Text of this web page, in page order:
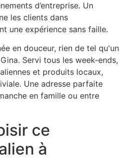
d’entreprise. Un
les clients dans
une expérience sans faille.
en douceur, rien de tel qu'un
Servi tous les week-ends,
et produits locaux,
Une adresse parfaite
en famille ou entre
ce
à